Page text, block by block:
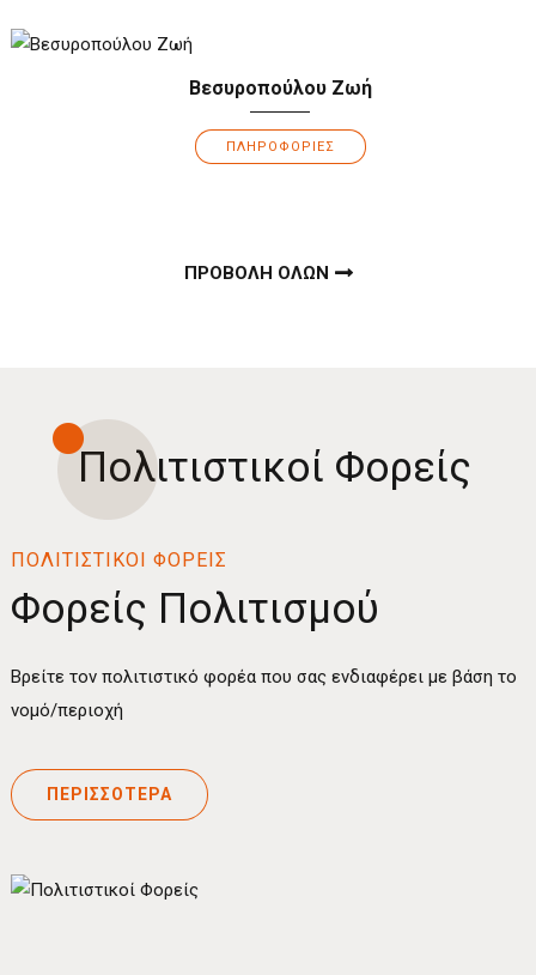
Βεσυροπούλου Ζωή
ΠΛΗΡΟΦΟΡΙΕΣ
ΠΡΟΒΟΛΗ ΟΛΩΝ
Πολιτιστικοί Φορείς
ΠΟΛΙΤΙΣΤΙΚΟΙ ΦΟΡΕΙΣ
Φορείς Πολιτισμού
Βρείτε τον πολιτιστικό φορέα που σας ενδιαφέρει με βάση το
νομό/περιοχή
ΠΕΡΙΣΣΟΤΕΡΑ